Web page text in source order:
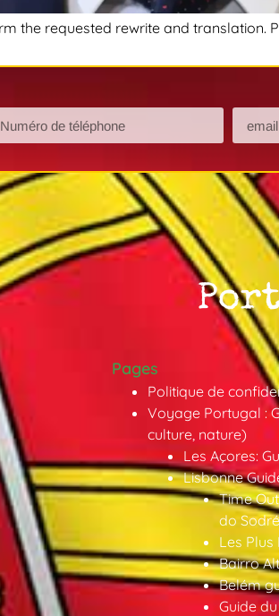
the requested rewrite and translation.
Pages
Politique de
Voyage Portugal :
culture, nature)
Les Açores:
Lisbonne
Time
do
Les
Bairro
Belém
Guide